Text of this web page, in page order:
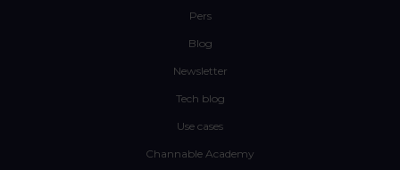
Pers
Blog
Newsletter
Tech blog
Use cases
Channable Academy